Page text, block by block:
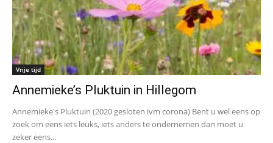
Vrije tijd
Annemieke’s Pluktuin in Hillegom
Annemieke's Pluktuin (2020 gesloten ivm corona) Bent u wel eens op
zoek om eens iets leuks, iets anders te ondernemen dan moet u
zeker eens...